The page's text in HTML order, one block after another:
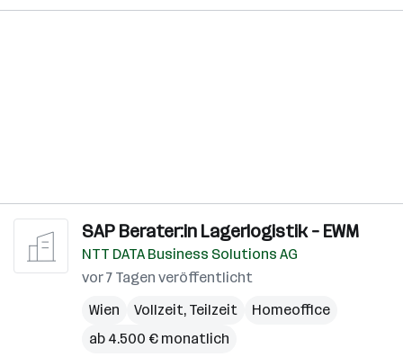
SAP Berater:in Lagerlogistik – EWM
NTT DATA Business Solutions AG
vor 7 Tagen veröffentlicht
Wien
Vollzeit, Teilzeit
Homeoffice
ab 4.500 € monatlich